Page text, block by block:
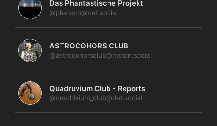
Das Phantastische Projekt
@phanpro@det.social
ASTROCOHORS CLUB
@astrocohorsclub@mstdn.social
Quadruvium Club - Reports
@quadrivium_club@det.social